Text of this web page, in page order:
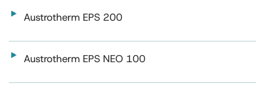
Austrotherm EPS 200
Austrotherm EPS NEO 100